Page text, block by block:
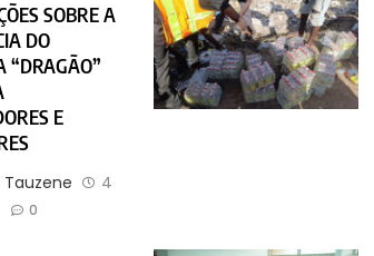
SOBRE A
DO
“DRAGÃO”
E
4
0